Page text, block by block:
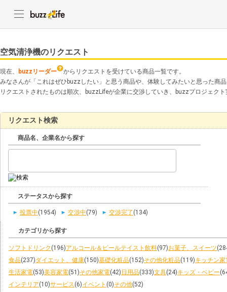
空気清浄機のリクエスト
現在、 buzzリーダー
からリクエストを受けている商品一覧です。
みなさんが「これはぜひbuzzしたい」と思う商品や、体験してみたいと思った商
リクエストされたものは順次、buzzLifeが企業に交渉していき、buzzプロジェク
リクエスト検索
商品名、企業名から探す
ステータスから探す
投票中(1954) 交渉中(79) 交渉完了 (134)
カテゴリから探す
ソフトドリンク (196)アルコール＆ビールテイスト飲料(97)お菓子、スイーツ
食品(237)ダイエット、健康(150)基礎化粧品(152)その他化粧品(119)キッチン家
生活家電(53)美容家電(51)その他家電(42) 日用品(333)文具(24)キッズ・ベビー
インテリア(10)サービス(6)イベント (0)その他(52)